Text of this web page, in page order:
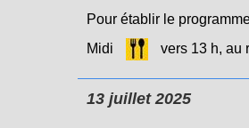
Pour établir le
Midi
vers 13 h, au
13 juillet